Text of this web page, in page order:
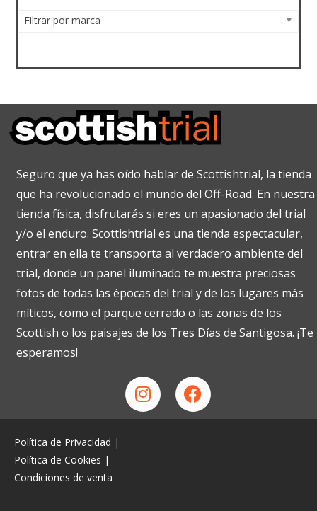
Filtrar por marca
Seguro que ya has oído hablar de Scottishtrial, la tienda
que ha revolucionado el mundo del Off-Road. En nuestra
tienda física, disfrutarás si eres un apasionado del trial
y/o el enduro. Scottishtrial es una tienda espectacular,
entrar en ella te transporta al verdadero ambiente del
trial, donde un panel iluminado te muestra preciosas
fotos de todas las épocas del trial y de los lugares más
míticos, como el parque cerrado o las zonas de los
Scottish o los paisajes de los Tres Días de Santigosa. ¡Te
esperamos!
Política de Privacidad |
Política de Cookies |
Condiciones de venta